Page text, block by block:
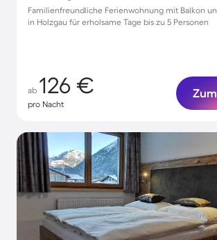
Familienfreundliche Ferienwohnung mit Balkon
in Holzgau für erholsame Tage bis zu 5 Personen
ab 126 €
pro Nacht